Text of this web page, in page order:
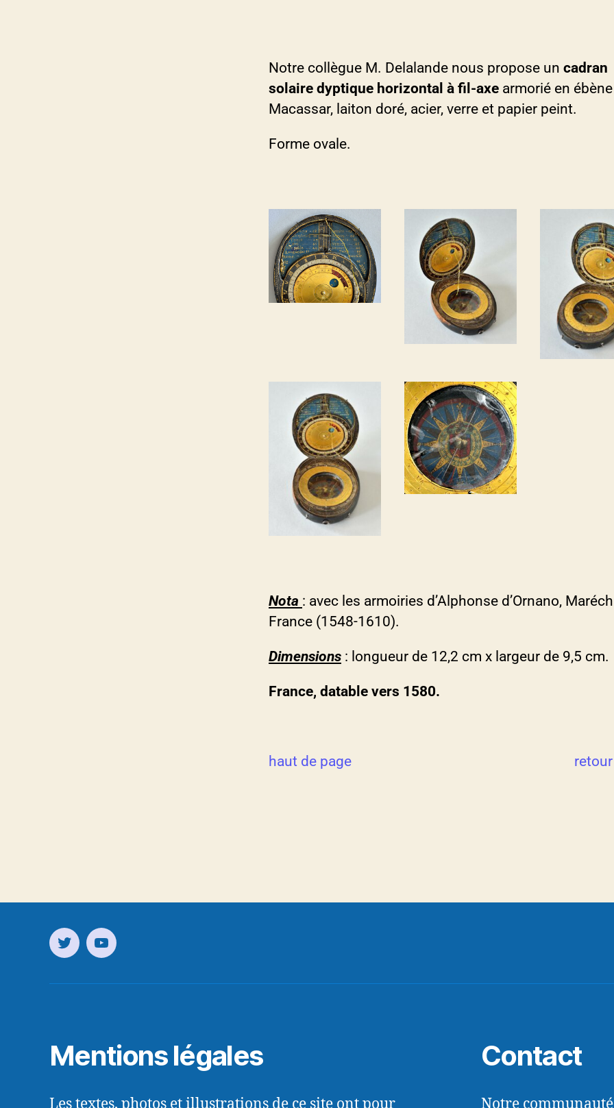
Notre collègue M. Delalande nous propose un cadran
solaire dyptique horizontal à fil-axe armorié en
Macassar, laiton doré, acier, verre et papier peint.
Forme ovale.
Nota : avec les armoiries d’Alphonse d’Ornano,
France (1548-1610).
Dimensions : longueur de 12,2 cm x largeur de 9,5 cm.
France, datable vers 1580.
haut de page
Mentions légales Contact